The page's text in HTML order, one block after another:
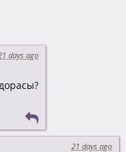
days ago
21 days ago